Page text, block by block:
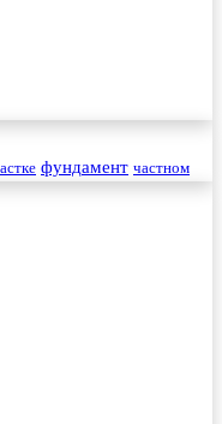
фундамент частном